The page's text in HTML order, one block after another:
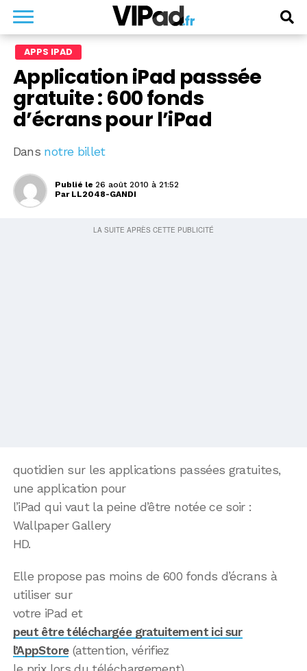
APPS IPAD
Application iPad passsée
gratuite : 600 fonds
d’écrans pour l’iPad
Dans notre billet
Publié le 26 août 2010 à 21:52
Par LL2048-GANDI
quotidien sur les applications passées gratuites,
une application pour
l’iPad qui vaut la peine d’être notée ce soir :
Wallpaper Gallery
HD.
Elle propose pas moins de 600 fonds d’écrans à
utiliser sur
votre iPad et
peut être téléchargée gratuitement ici sur
l’AppStore(attention, vérifiez